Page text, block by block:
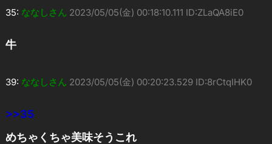
35: ななしさん 2023/05/05(金) 00:18:10.111 ID:ZLaQA8iE0
牛
39: ななしさん 2023/05/05(金) 00:20:23.529 ID:8rCtqIHK0
>>35
めちゃくちゃ美味そうこれ